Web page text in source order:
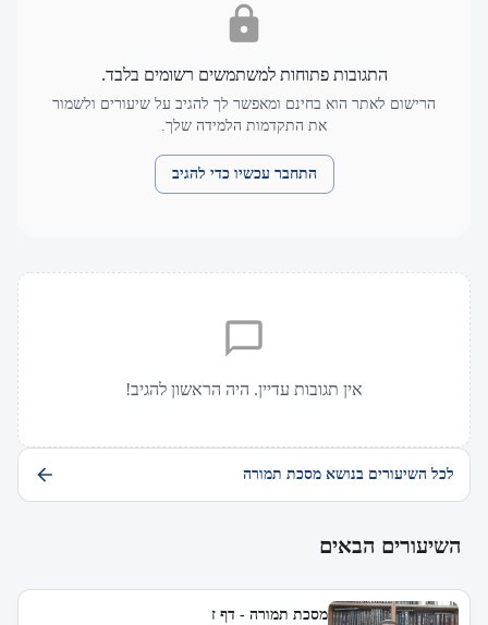
התגובות פתוחות למשתמשים רשומים בלבד.
הרישום לאתר הוא בחינם ומאפשר לך להגיב על שיעורים ולשמור
את התקדמות הלמידה שלך.
התחבר עכשיו כדי להגיב
אין תגובות עדיין. היה הראשון להגיב!
לכל השיעורים בנושא מסכת תמורה
השיעורים הבאים
מסכת תמורה - דף ז